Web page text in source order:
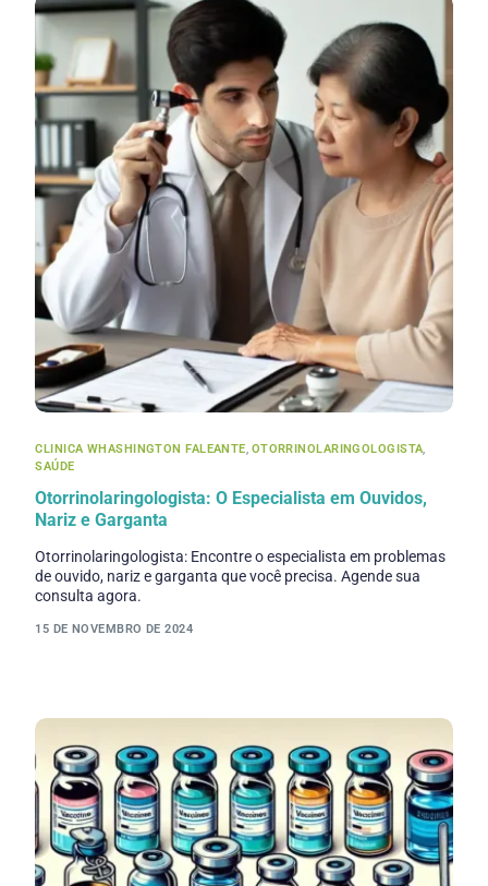
CLINICA WHASHINGTON FALEANTE OTORRINOLARINGOLOGISTA
SAÚDE
Otorrinolaringologista: O Especialista em Ouvidos,
Nariz e Garganta
Otorrinolaringologista: Encontre o especialista em problemas
de ouvido, nariz e garganta que você precisa. Agende sua
consulta agora.
15 DE NOVEMBRO DE 2024